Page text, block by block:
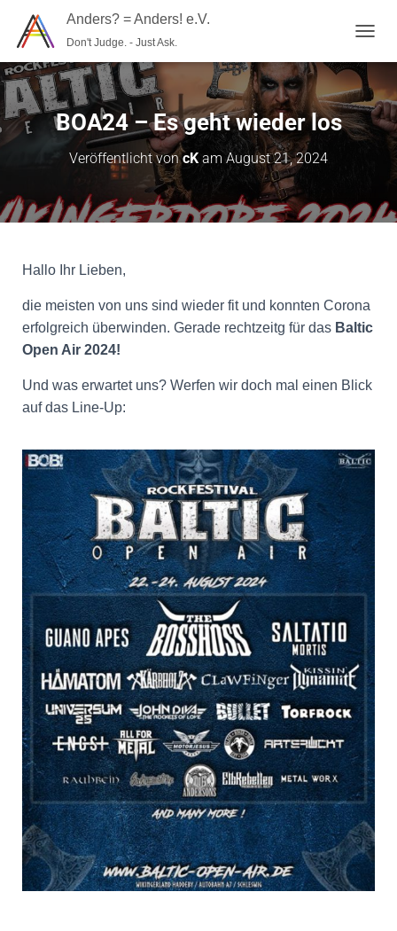
Anders? = Anders! e.V.
Don't Judge. - Just Ask.
A
V
G
A
U
L
T
BOA24 – Es geht wieder los
Veröffentlicht voncK amAugust 21, 2024
Hallo Ihr Lieben,
die meisten von uns sind wieder fit und konnten Corona
erfolgreich überwinden. Gerade rechtzeitg für das Baltic
Open Air 2024!
Und was erwartet uns? Werfen wir doch mal einen Blick
auf das Line-Up: